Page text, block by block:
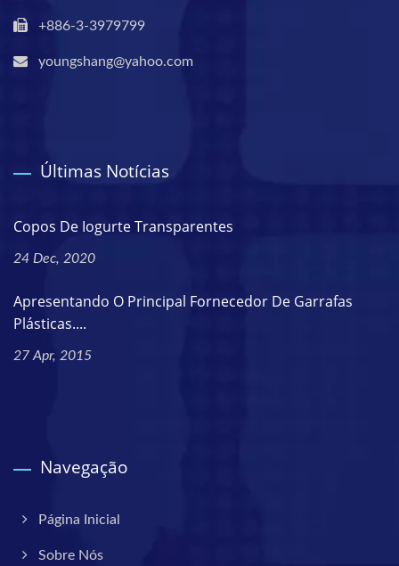
+886-3-3979799
youngshang@yahoo.com
Últimas Notícias
Copos De Iogurte Transparentes
24 Dec, 2020
Apresentando O Principal Fornecedor De Garrafas
Plásticas....
27 Apr, 2015
Navegação
Página Inicial
Sobre Nós